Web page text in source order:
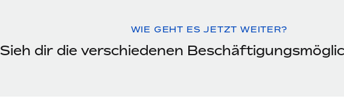
WIE GEHT ES JETZT WEITER?
Sieh dir die verschiedenen